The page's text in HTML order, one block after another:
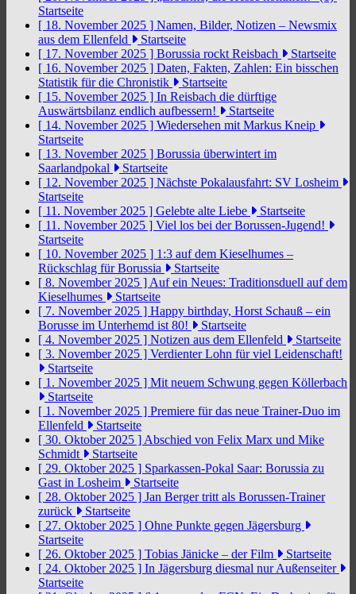
Startseite
[ 18. November 2025 ] Namen, Bilder, Notizen – Newsmix
aus dem Ellenfeld
Startseite
[ 17. November 2025 ] Borussia rockt Reisbach
Startseite
[ 16. November 2025 ] Daten, Fakten, Zahlen: Ein bisschen
Statistik für die Chronistik
Startseite
[ 15. November 2025 ] In Reisbach die dürftige
Auswärtsbilanz endlich aufbessern!
Startseite
[ 14. November 2025 ] Wiedersehen mit Markus Kneip
Startseite
[ 13. November 2025 ] Borussia überwintert im
Saarlandpokal
Startseite
[ 12. November 2025 ] Nächste Pokalausfahrt: SV Losheim
Startseite
[ 11. November 2025 ] Gelebte alte Liebe
Startseite
[ 11. November 2025 ] Viel los bei der Borussen-Jugend!
Startseite
[ 10. November 2025 ] 1:3 auf dem Kieselhumes –
Rückschlag für Borussia
Startseite
[ 8. November 2025 ] Auf ein Neues: Traditionsduell auf dem
Kieselhumes
Startseite
[ 7. November 2025 ] Happy birthday, Horst Schauß – ein
Borusse im Unterhemd ist 80!
Startseite
[ 4. November 2025 ] Notizen aus dem Ellenfeld
Startseite
[ 3. November 2025 ] Verdienter Lohn für viel Leidenschaft!
Startseite
[ 1. November 2025 ] Mit neuem Schwung gegen Köllerbach
Startseite
[ 1. November 2025 ] Premiere für das neue Trainer-Duo im
Ellenfeld
Startseite
[ 30. Oktober 2025 ] Abschied von Felix Marx und Mike
Schmidt
Startseite
[ 29. Oktober 2025 ] Sparkassen-Pokal Saar: Borussia zu
Gast in Losheim
Startseite
[ 28. Oktober 2025 ] Jan Berger tritt als Borussen-Trainer
zurück
Startseite
[ 27. Oktober 2025 ] Ohne Punkte gegen Jägersburg
Startseite
[ 26. Oktober 2025 ] Tobias Jänicke – der Film
Startseite
[ 24. Oktober 2025 ] In Jägersburg diesmal nur Außenseiter
Startseite